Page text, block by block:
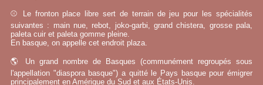
⚾ Le fronton place libre sert de terrain de jeu pour les spécialités
suivantes : main nue, rebot, joko-garbi, grand chistera, grosse pala,
paleta cuir et paleta gomme pleine.
En basque, on appelle cet endroit plaza.
🌎 Un grand nombre de Basques (communément regroupés sous
l'appellation "diaspora basque") a quitté le Pays basque pour émigrer
principalement en Amérique du Sud et aux États-Unis.